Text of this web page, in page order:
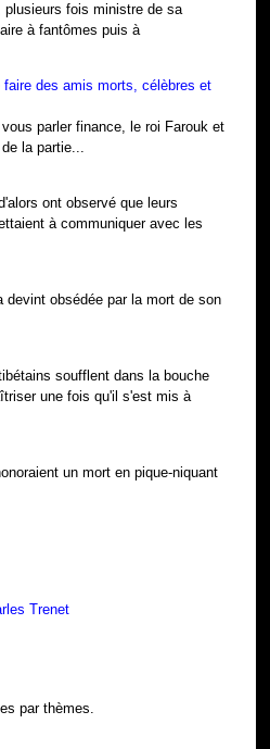
fois ministre de sa
à fantômes puis à
faire des amis morts, célèbres et
parler finance, le roi Farouk et
la partie...
ont observé que leurs
à communiquer avec les
obsédée par la mort de son
soufflent dans la bouche
une fois qu'il s'est mis à
un mort en pique-niquant
Trenet
par thèmes.